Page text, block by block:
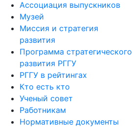
Ассоциация выпускников
Музей
Миссия и стратегия
развития
Программа стратегического
развития РГГУ
РГГУ в рейтингах
Кто есть кто
Ученый совет
Работникам
Нормативные документы